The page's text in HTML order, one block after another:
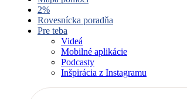
2%
Rovesnícka poradňa
Pre teba
Videá
Mobilné aplikácie
Podcasty
Inšpirácia z Instagramu